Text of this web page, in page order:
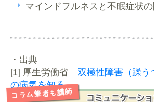
マインドフルネスと不眠症状
・出典
[1] 厚生労働省 双極性障害（躁う
の病気を知る –
[2] 川上憲人(2006).こころの健康